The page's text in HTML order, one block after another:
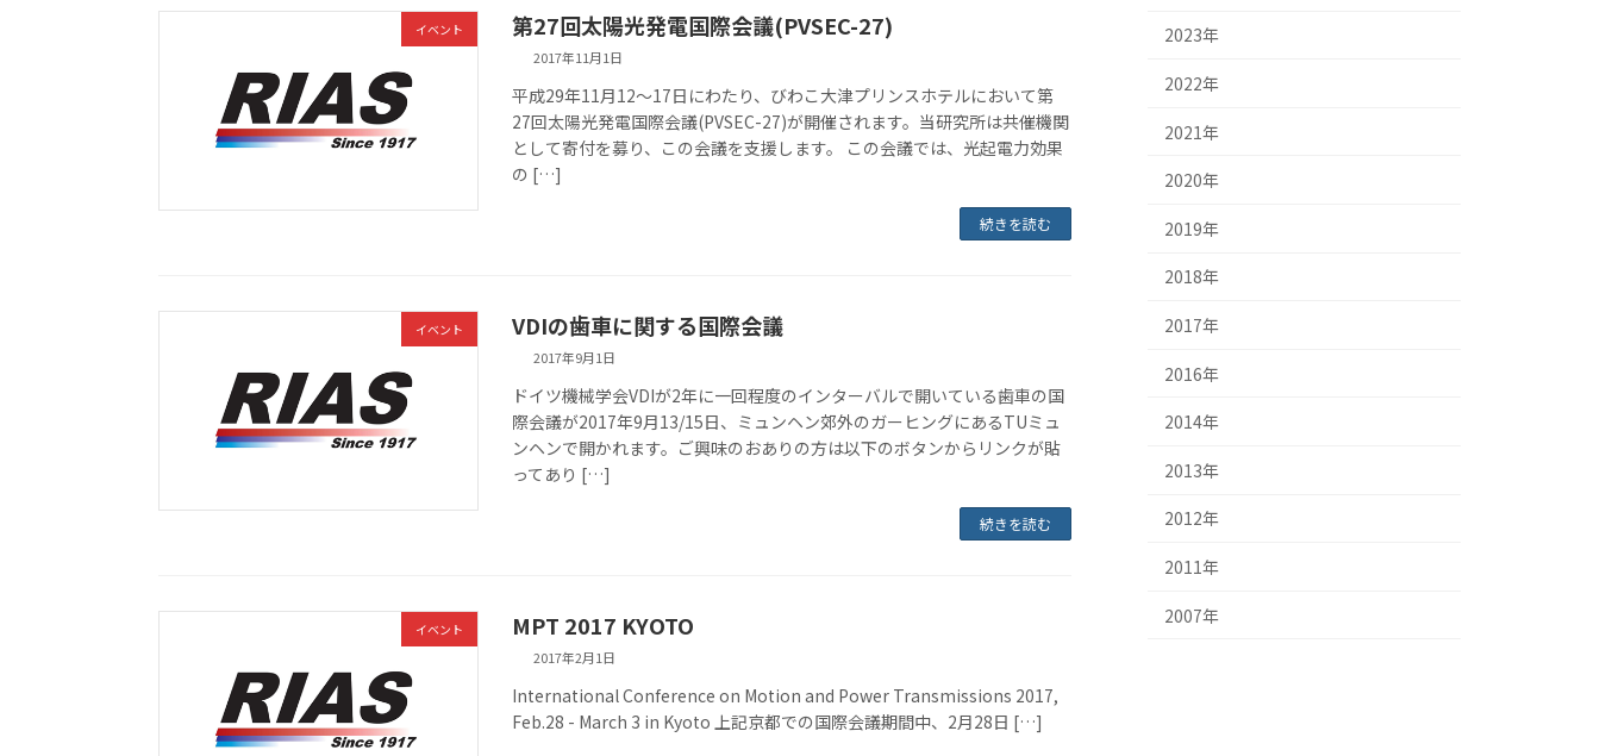
イベント 第27回太陽光発電国際会議(PVSEC-27)
2017年11月1日
平成29年11月12～17日にわたり、びわこ大津プリンスホテルにおいて第
27回太陽光発電国際会議(PVSEC-27)が開催されます。当研究所は共催機関
として寄付を募り、この会議を支援します。 この会議では、光起電力効果
の […]
続きを読む
イベント VDIの歯車に関する国際会議
2017年9月1日
ドイツ機械学会VDIが2年に一回程度のインターバルで開いている歯車の国
際会議が2017年9月13/15日、ミュンヘン郊外のガーヒングにあるTUミュ
ンヘンで開かれます。ご興味のおありの方は以下のボタンからリンクが貼
ってあり […]
続きを読む
イベント MPT 2017 KYOTO
2017年2月1日
International Conference on Motion and Power Transmissions 2017,
Feb.28 - March 3 in Kyoto 上記京都での国際会議期間中、2月28日 […]
2023年
2022年
2021年
2020年
2019年
2018年
2017年
2016年
2014年
2013年
2012年
2011年
2007年